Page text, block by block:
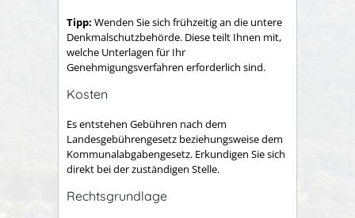
Tipp: Wenden Sie sich frühzeitig an die untere
Denkmalschutzbehörde. Diese teilt Ihnen mit,
welche Unterlagen für Ihr
Genehmigungsverfahren erforderlich sind.
Kosten
Es entstehen Gebühren nach dem
Landesgebührengesetz beziehungsweise dem
Kommunalabgabengesetz. Erkundigen Sie sich
direkt bei der zuständigen Stelle.
Rechtsgrundlage